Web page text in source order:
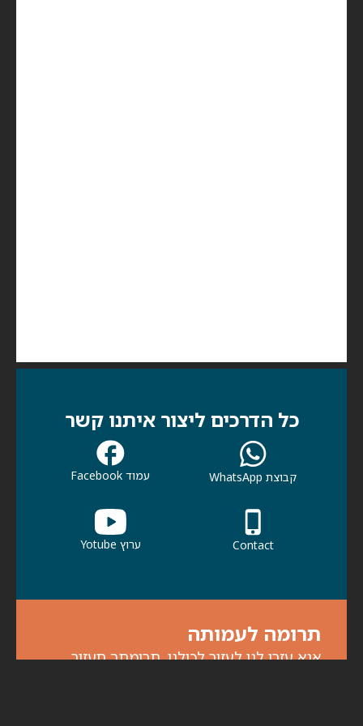
תרומה לעמותה
אנא עזרו לנו לעזור לכולנו. תרומתך תעזור
כל הדרכים ליצור איתנו קשר
קבוצת WhatsApp עמוד Facebook
Contact ערוץ Yotube